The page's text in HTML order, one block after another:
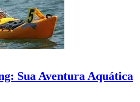
Sua Aventura Aquática